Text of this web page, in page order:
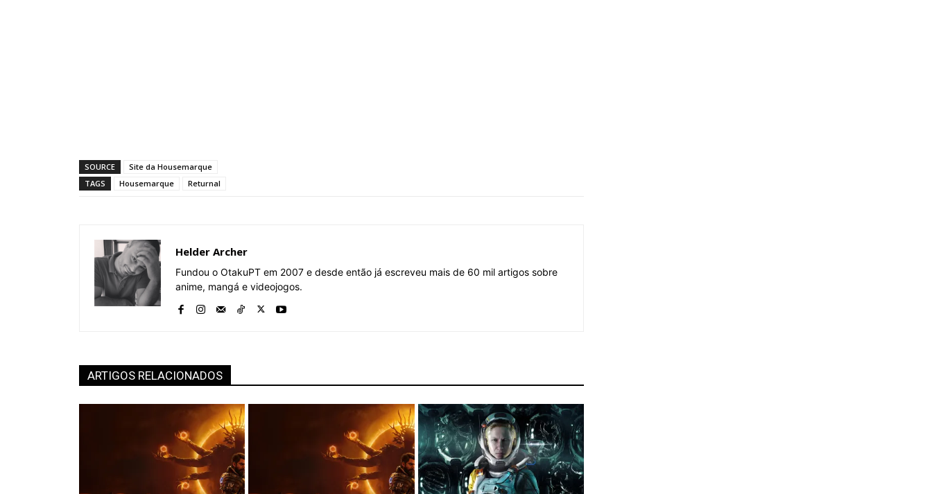
SOURCE
Site da Housemarque
TAGS
Housemarque Returnal
Helder Archer
Fundou o OtakuPT em 2007 e desde então já escreveu mais de 60 mil artigos sobre
anime, mangá e videojogos.
ARTIGOS RELACIONADOS